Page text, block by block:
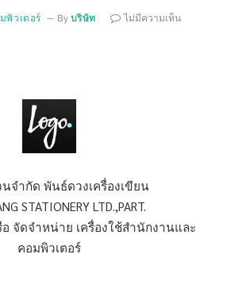
พิวเตอร์ By บริษัท
ไม่มีความเห็น
จำกัด พันธ์ดวงเครื่องเขียน
STATIONERY LTD.,PART.
จัดจำหน่าย เครื่องใช้สำนักงานและ
คอมพิวเตอร์